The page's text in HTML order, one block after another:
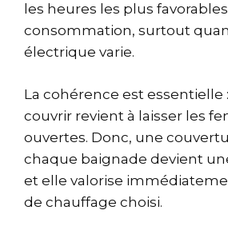
les heures les plus
consommation, surtout
électrique varie.
La cohérence est essentielle
couvrir revient à laisser les
ouvertes. Donc, une
chaque baignade devient
et elle valorise
de chauffage choisi.